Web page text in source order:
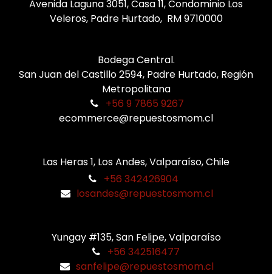
Avenida Laguna 3051, Casa 11, Condominio Los
Veleros, Padre Hurtado, RM 9710000
Bodega Central.
San Juan del Castillo 2594, Padre Hurtado, Región
Metropolitana
+56 9 7865 9267
ecommerce@repuestosmom.cl
Las Heras 1, Los Andes, Valparaíso, Chile
+56 342426904
losandes@repuestosmom.cl
Yungay #135, San Felipe, Valparaíso
+56 342516477
sanfelipe@repuestosmom.cl